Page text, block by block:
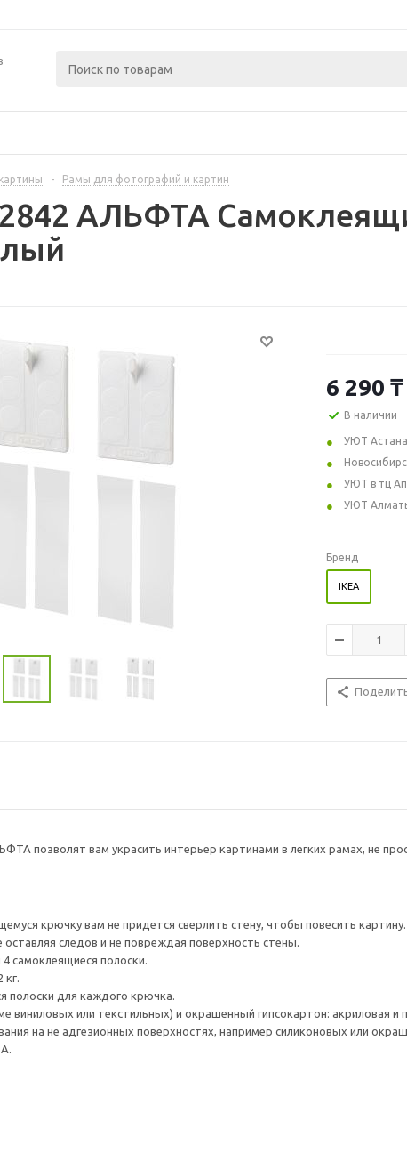
- Рамы для фотографий и картин
АЛЬФТА
6 290 ₸
В наличии
УЮТ Астана
УЮТ в тц
УЮТ
Бренд
IKEA
позволят вам украсить интерьер картинами в легких рамах, не
крючку вам не придется сверлить стену, чтобы повесить картину.
оставляя следов и не повреждая поверхность стены.
самоклеящиеся полоски.
кг.
полоски для каждого крючка.
виниловых или текстильных) и окрашенный гипсокартон: акриловая
на не адгезионных поверхностях, например силиконовых или